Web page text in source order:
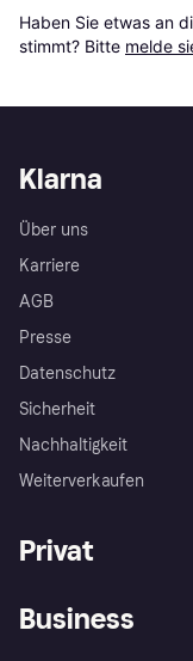
Haben Sie etwas an
stimmt? Bitte melde
Klarna
Über uns
Karriere
AGB
Presse
Datenschutz
Sicherheit
Nachhaltigkeit
Weiterverkaufen
Privat
Business